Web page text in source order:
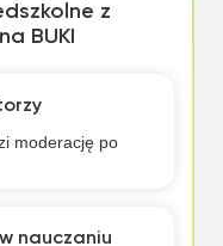
z
BUKI
moderację po
nauczaniu